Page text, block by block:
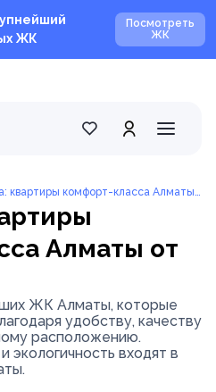
ЖК
Посмотреть
ЖК
квартиры комфорт-класса Алматы
₸
Алматы от
ЖК Алматы, которые
удобству, качеству
расположению.
экологичность входят в